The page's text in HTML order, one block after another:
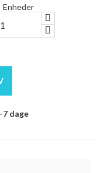
Enheder
dage